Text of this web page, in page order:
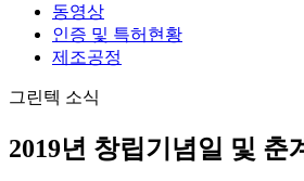
동영상
인증 및 특허현황
제조공정
그린텍 소식
2019년 창립기념일 및 춘